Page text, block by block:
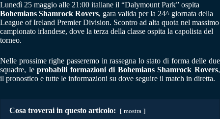
Lunedì 25 maggio alle 21:00 italiane il “Dalymount Park” ospita
Bohemians Shamrock Rovers, gara valida per la 24^ giornata della
League of Ireland Premier Division. Scontro ad alta quota nel massimo
campionato irlandese, dove la terza della classe ospita la capolista del
torneo.
Nelle prossime righe passeremo in rassegna lo stato di forma delle due
squadre, leprobabili formazioni di Bohemians Shamrock Rovers,
il pronostico e tutte le informazioni su dove seguire il match in diretta.
Cosa troverai in questo articolo: mostra